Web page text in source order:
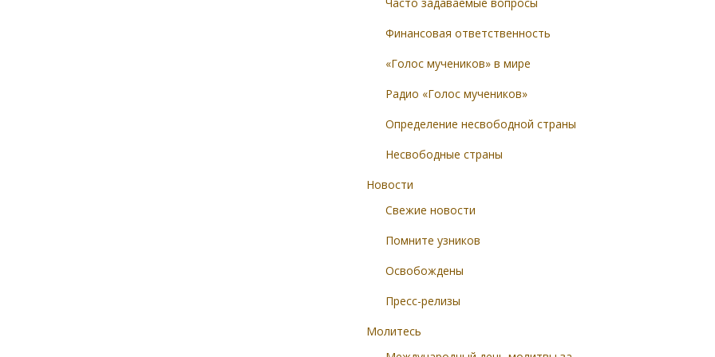
Финансовая ответственность
«Голос мучеников» в мире
Радио «Голос мучеников»
Определение несвободной страны
Несвободные страны
Новости
Свежие новости
Помните узников
Освобождены
Пресс-релизы
Молитесь